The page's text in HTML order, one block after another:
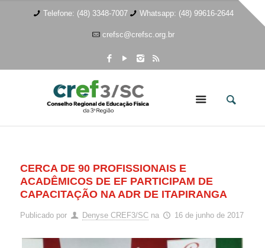
Telefone: (48) 3348-7007 Whatsapp: (48) 99616-2644
crefsc@crefsc.org.br
CERCA DE 90 PROFISSIONAIS E
ACADÊMICOS DE EF PARTICIPAM DE
CAPACITAÇÃO NA ADR DE ITAPIRANGA
Publicado por Denyse CREF3/SC na 16 de junho de 2017